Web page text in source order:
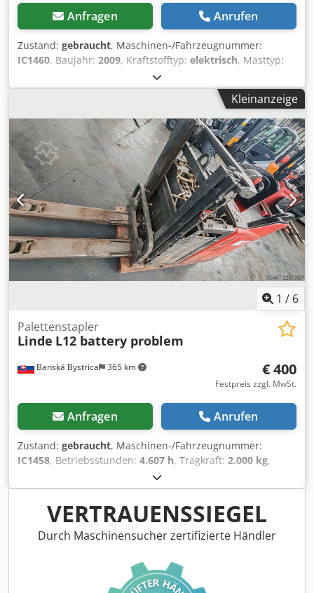
Anfragen Anrufen
Zustand: gebraucht, Maschinen-/Fahrzeugnummer:
IC1460, Baujahr: 2009, Kraftstofftyp: elektrisch, Masttyp:
, 5246182 Seriennummer: W4X133Z00473
Dedpfoztifgsx Agmock
Kleinanzeige
1 / 6
Banská Bystrica 365 km
Palettenstapler
Linde L12 battery problem
€ 400
Festpreis zzgl. MwSt.
Anfragen Anrufen
Zustand: gebraucht, Maschinen-/Fahrzeugnummer:
IC1458, Betriebsstunden: 4.607 h, Tragkraft: 2.000 kg,
, Masttyp:
Dsdpfx Ageztid Nemeck Seriennummer: W4X133B01173
Batterie defekt.
VERTRAUENSSIEGEL
Durch Maschinensucher zertifizierte Händler